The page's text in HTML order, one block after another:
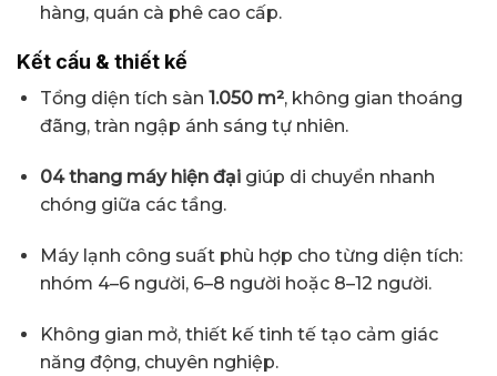
hàng, quán cà phê cao cấp.
Kết cấu & thiết kế
Tổng diện tích sàn 1.050 m², không gian thoáng
đãng, tràn ngập ánh sáng tự nhiên.
04 thang máy hiện đạigiúp di chuyển nhanh
chóng giữa các tầng.
Máy lạnh công suất phù hợp cho từng diện tích:
nhóm 4–6 người, 6–8 người hoặc 8–12 người.
Không gian mở, thiết kế tinh tế tạo cảm giác
năng động, chuyên nghiệp.